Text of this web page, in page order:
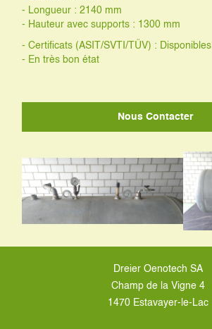
- Longueur : 2140 mm
- Hauteur avec supports : 1300 mm
- Certificats (ASIT/SVTI/TÜV) : Disponibles
- En très bon état
Nous Contacter
Dreier Oenotech SA
Champ de la Vigne 4
1470 Estavayer-le-Lac